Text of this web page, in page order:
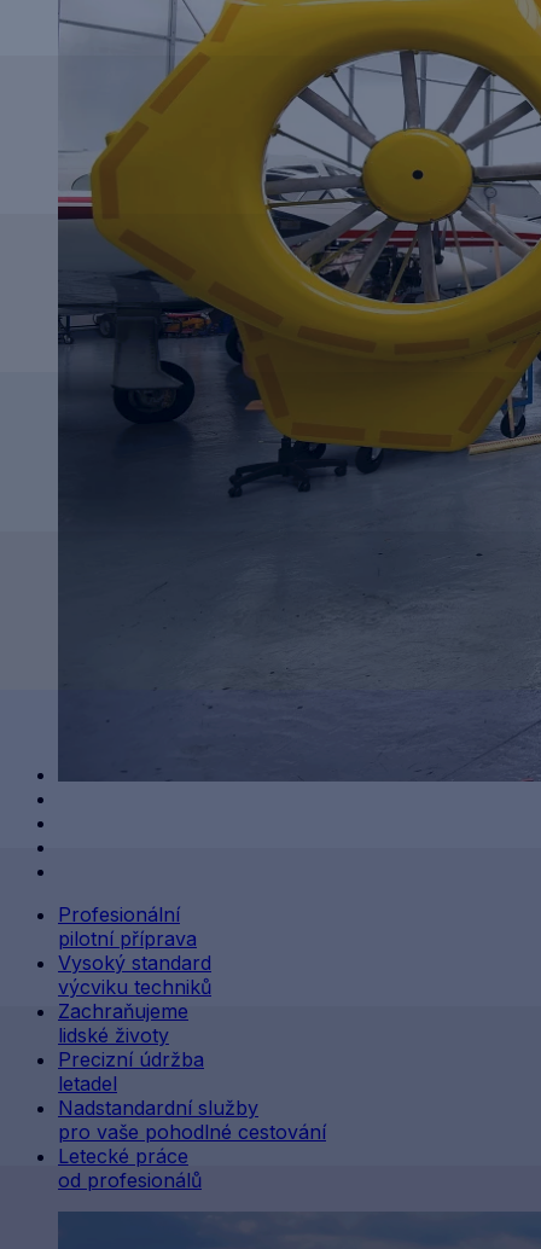
Profesionální
pilotní příprava
Vysoký standard
výcviku techniků
Zachraňujeme
lidské životy
Precizní údržba
letadel
Nadstandardní služby
pro vaše pohodlné cestování
Letecké práce
od profesionálů